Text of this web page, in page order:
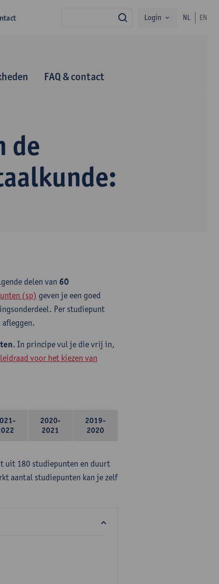
zoekLogin NL EN
FAQ & contact
de
delen van 60
(sp) geven je een goed
Per studiepunt
afleggen.
. In principe vul je die vrij in,
leidraad voor het kiezen van
2020-
2021
2019-
2020
uit 180 studiepunten en duurt
aantal studiepunten kan je zelf